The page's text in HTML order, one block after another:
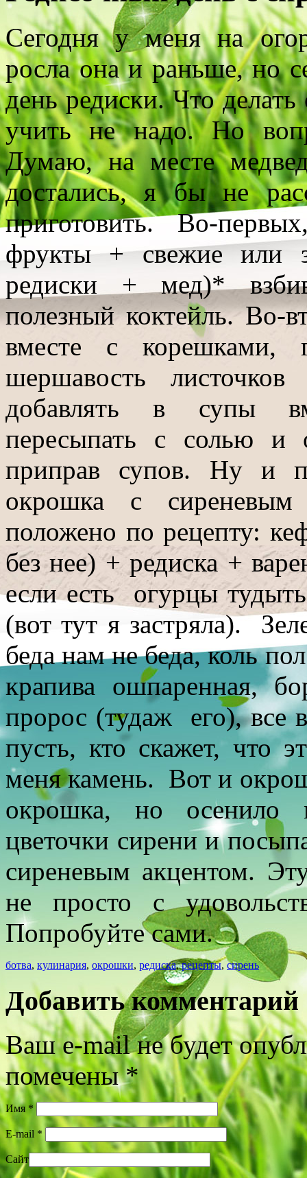
Сегодня у меня на
росла она и раньше, но
день редиски. Что
учить не надо. Но
Думаю, на месте
достались, я бы не
приготовить.Во-
фрукты + свежие или
редиски + мед)*
полезный коктейль. Во-
вместе с корешками,
шершавость
добавлять в супы
пересыпать с солью и
приправ супов. Ну и
окрошка с
положено по рецепту:
без нее) + редиска +
если есть огурцы
(вот тут я застряла).
беда нам не беда, коль
крапива ошпаренная,
пророс (тудаж его), все
пусть, кто скажет, что
меня камень. Вот и
окрошка, но осенило
цветочки сирени и
сиреневым акцентом.
не просто с
Попробуйте сами.
ботва, кулинария, окрошки, редиска,рецепты, сирень
Добавить комментарий
Ваш e-mail не будет
помечены*
Имя *
E-mail *
Сайт